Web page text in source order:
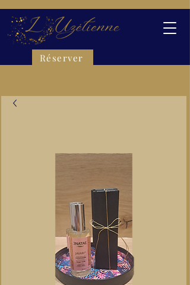
Réserver